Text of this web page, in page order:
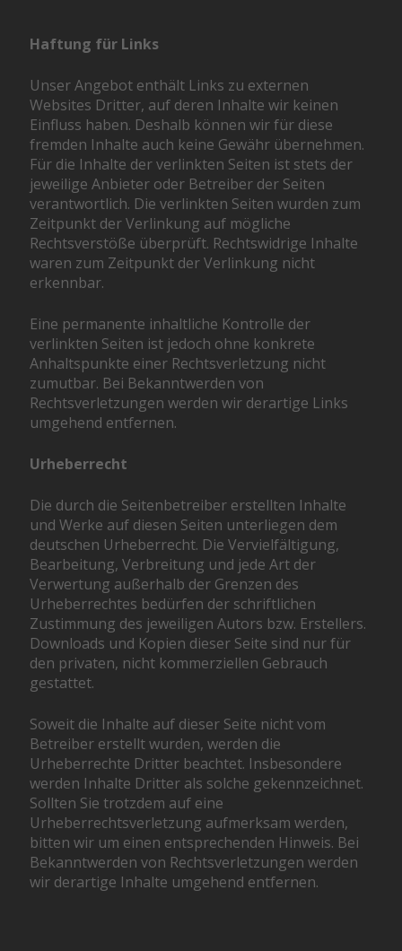
Haftung für Links
Unser Angebot enthält Links zu externen
Websites Dritter, auf deren Inhalte wir keinen
Einfluss haben. Deshalb können wir für diese
fremden Inhalte auch keine Gewähr übernehmen.
Für die Inhalte der verlinkten Seiten ist stets der
jeweilige Anbieter oder Betreiber der Seiten
verantwortlich. Die verlinkten Seiten wurden zum
Zeitpunkt der Verlinkung auf mögliche
Rechtsverstöße überprüft. Rechtswidrige Inhalte
waren zum Zeitpunkt der Verlinkung nicht
erkennbar.
Eine permanente inhaltliche Kontrolle der
verlinkten Seiten ist jedoch ohne konkrete
Anhaltspunkte einer Rechtsverletzung nicht
zumutbar. Bei Bekanntwerden von
Rechtsverletzungen werden wir derartige Links
umgehend entfernen.
Urheberrecht
Die durch die Seitenbetreiber erstellten Inhalte
und Werke auf diesen Seiten unterliegen dem
deutschen Urheberrecht. Die Vervielfältigung,
Bearbeitung, Verbreitung und jede Art der
Verwertung außerhalb der Grenzen des
Urheberrechtes bedürfen der schriftlichen
Zustimmung des jeweiligen Autors bzw. Erstellers.
Downloads und Kopien dieser Seite sind nur für
den privaten, nicht kommerziellen Gebrauch
gestattet.
Soweit die Inhalte auf dieser Seite nicht vom
Betreiber erstellt wurden, werden die
Urheberrechte Dritter beachtet. Insbesondere
werden Inhalte Dritter als solche gekennzeichnet.
Sollten Sie trotzdem auf eine
Urheberrechtsverletzung aufmerksam werden,
bitten wir um einen entsprechenden Hinweis. Bei
Bekanntwerden von Rechtsverletzungen werden
wir derartige Inhalte umgehend entfernen.